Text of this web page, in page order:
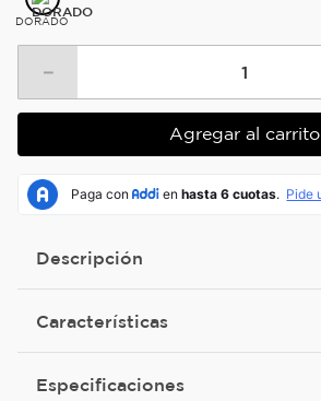
DORADO
－
Agregar al carrito
Descripción
Características
Especificaciones